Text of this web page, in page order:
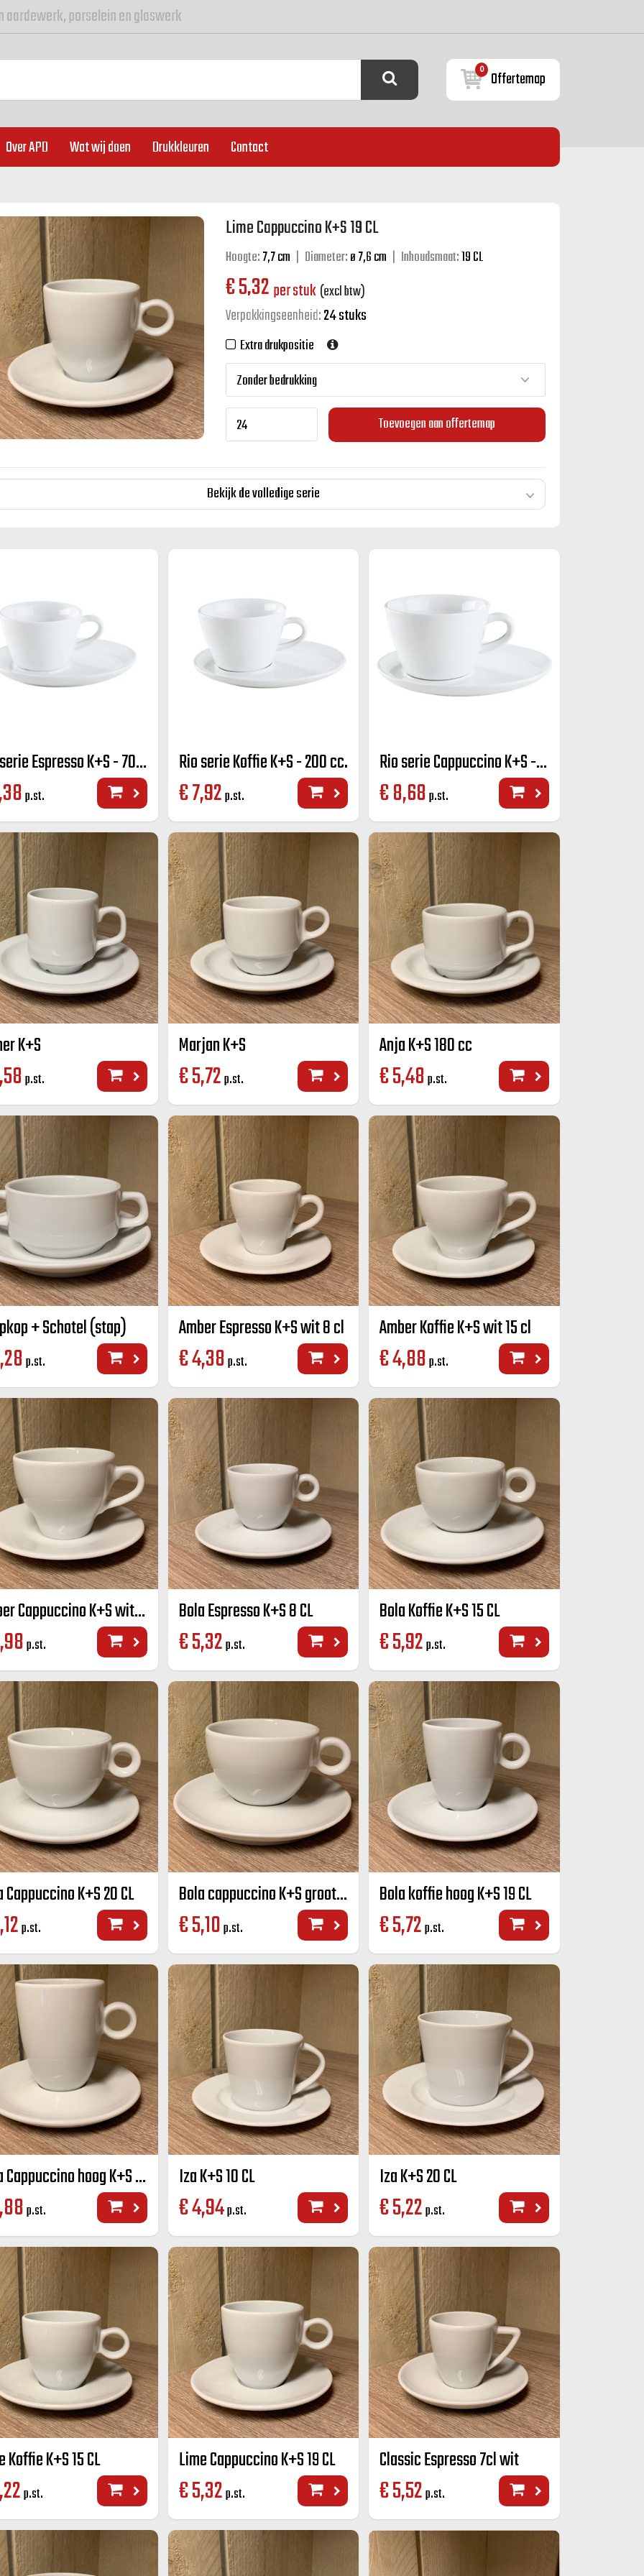
porselein en glaswerk
0 Offertemap
Over APD Wat wij doen Drukkleuren Contact
Lime Cappuccino K+S 19 CL
Hoogte:7,7 cm | Diameter:ø 7,6 cm | Inhoudsmaat:19 CL
€5,32 per stuk (excl btw)
Verpakkingseenheid:24 stuks
Extra drukpositie
Toevoegen aan offertemap
Bekijk de volledige serie
Rio serie Espresso K+S - 70 cc.
p.st.
Rio serie Koffie K+S - 200 cc.
€7,92p.st.
Rio serie Cappuccino K+S - 270 cc.
€8,68p.st.
K+S
p.st.
Marjan K+S
€5,72p.st.
Anja K+S 180 cc
€5,48p.st.
+ Schotel (stap)
p.st.
Amber Espresso K+S wit 8 cl
€4,38p.st.
Amber Koffie K+S wit 15 cl
€4,88p.st.
Amber Cappuccino K+S wit 20 cl
p.st.
Bola Espresso K+S 8 CL
€5,32p.st.
Bola Koffie K+S 15 CL
€5,92p.st.
Cappuccino K+S 20 CL
p.st.
Bola cappuccino K+S groot 280 cc.
€5,10p.st.
Bola koffie hoog K+S 19 CL
€5,72p.st.
Bola Cappuccino hoog K+S 25 CL
p.st.
Iza K+S 10 CL
€4,94p.st.
Iza K+S 20 CL
€5,22p.st.
Koffie K+S 15 CL
p.st.
Lime Cappuccino K+S 19 CL
€5,32p.st.
Classic Espresso 7cl wit
€5,52p.st.